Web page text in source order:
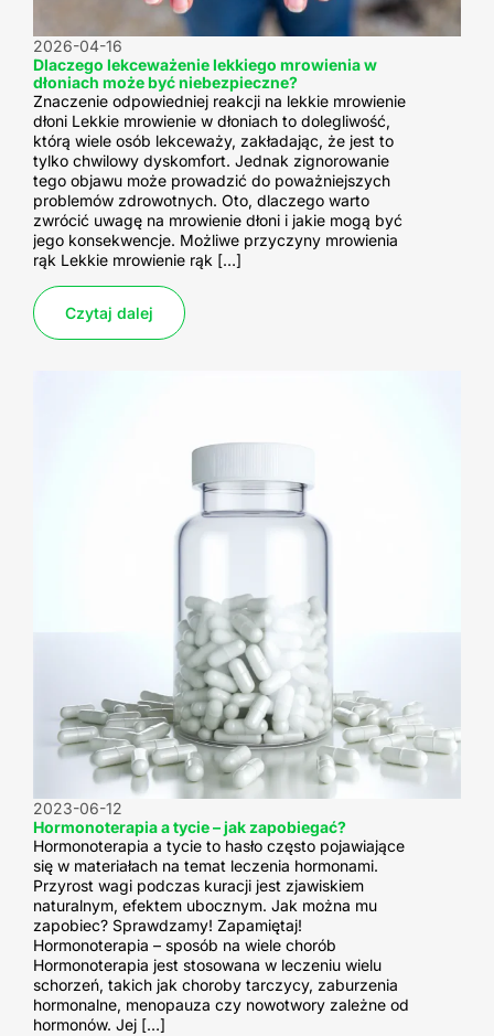
Dlaczego lekceważenie lekkiego mrowienia w
dłoniach może być niebezpieczne?
2026-04-16
Znaczenie odpowiedniej reakcji na lekkie mrowienie
dłoni Lekkie mrowienie w dłoniach to dolegliwość,
którą wiele osób lekceważy, zakładając, że jest to
tylko chwilowy dyskomfort. Jednak zignorowanie
tego objawu może prowadzić do poważniejszych
problemów zdrowotnych. Oto, dlaczego warto
zwrócić uwagę na mrowienie dłoni i jakie mogą być
jego konsekwencje. Możliwe przyczyny mrowienia
rąk Lekkie mrowienie rąk […]
Czytaj dalej
Hormonoterapia a tycie – jak zapobiegać?
2023-06-12
Hormonoterapia a tycie to hasło często pojawiające
się w materiałach na temat leczenia hormonami.
Przyrost wagi podczas kuracji jest zjawiskiem
naturalnym, efektem ubocznym. Jak można mu
zapobiec? Sprawdzamy! Zapamiętaj!
Hormonoterapia – sposób na wiele chorób
Hormonoterapia jest stosowana w leczeniu wielu
schorzeń, takich jak choroby tarczycy, zaburzenia
hormonalne, menopauza czy nowotwory zależne od
hormonów. Jej […]